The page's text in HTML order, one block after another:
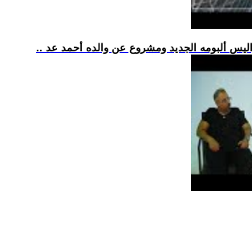
ألبومه الجديد ومشروع عن والده أحمد عد